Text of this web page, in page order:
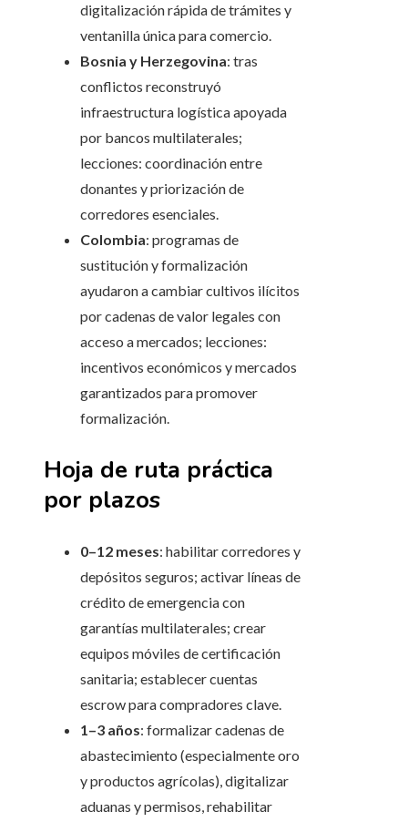
digitalización rápida de trámites y
ventanilla única para comercio.
Bosnia y Herzegovina: tras
conflictos reconstruyó
infraestructura logística apoyada
por bancos multilaterales;
lecciones: coordinación entre
donantes y priorización de
corredores esenciales.
Colombia: programas de
sustitución y formalización
ayudaron a cambiar cultivos ilícitos
por cadenas de valor legales con
acceso a mercados; lecciones:
incentivos económicos y mercados
garantizados para promover
formalización.
Hoja de ruta práctica
por plazos
0–12 meses: habilitar corredores y
depósitos seguros; activar líneas de
crédito de emergencia con
garantías multilaterales; crear
equipos móviles de certificación
sanitaria; establecer cuentas
escrow para compradores clave.
1–3 años: formalizar cadenas de
abastecimiento (especialmente oro
y productos agrícolas), digitalizar
aduanas y permisos, rehabilitar